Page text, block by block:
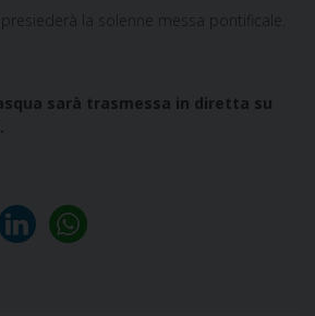
presiederà la solenne messa pontificale.
sarà trasmessa in diretta su